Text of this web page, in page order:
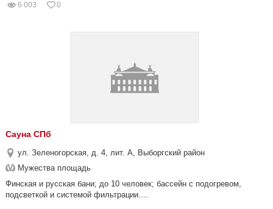
6 003 0
Сауна СПб
ул. Зеленогорская, д. 4, лит. А, Выборгский район
Мужества площадь
Финская и русская бани; до 10 человек; бассейн с подогревом,
подсветкой и системой фильтрации....